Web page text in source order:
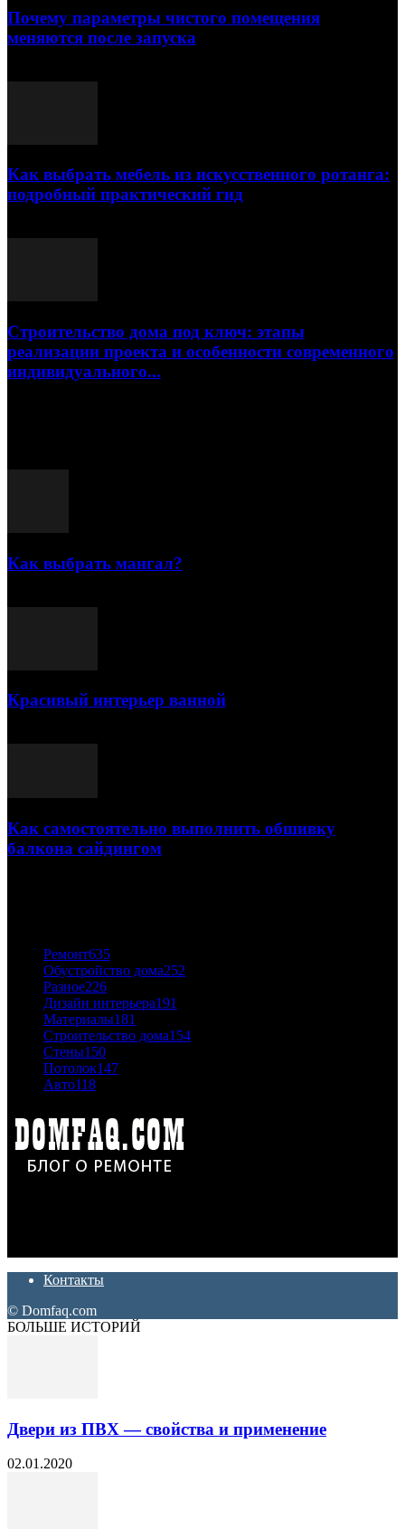
Почему параметры чистого помещения
меняются после запуска
Как выбрать мебель из искусственного ротанга:
подробный практический гид
Строительство дома под ключ: этапы
реализации проекта и особенности современного
индивидуального...
Как выбрать мангал?
Красивый интерьер ванной
Как самостоятельно выполнить обшивку
балкона сайдингом
Ремонт635
Обустройство дома252
Разное226
Дизайн интерьера191
Материалы181
Строительство дома154
Стены150
Потолок147
Авто118
Контакты
© Domfaq.com
БОЛЬШЕ ИСТОРИЙ
Двери из ПВХ — свойства и применение
02.01.2020